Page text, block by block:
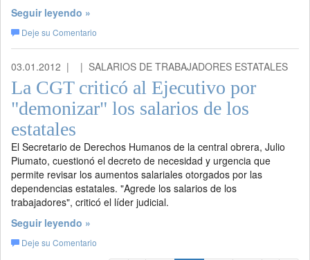
Seguir leyendo »
Deje su Comentario
03.01.2012 | | SALARIOS DE TRABAJADORES ESTATALES
La CGT criticó al Ejecutivo por
"demonizar" los salarios de los
estatales
El Secretario de Derechos Humanos de la central obrera, Julio
Piumato, cuestionó el decreto de necesidad y urgencia que
permite revisar los aumentos salariales otorgados por las
dependencias estatales. "Agrede los salarios de los
trabajadores", criticó el líder judicial.
Seguir leyendo »
Deje su Comentario